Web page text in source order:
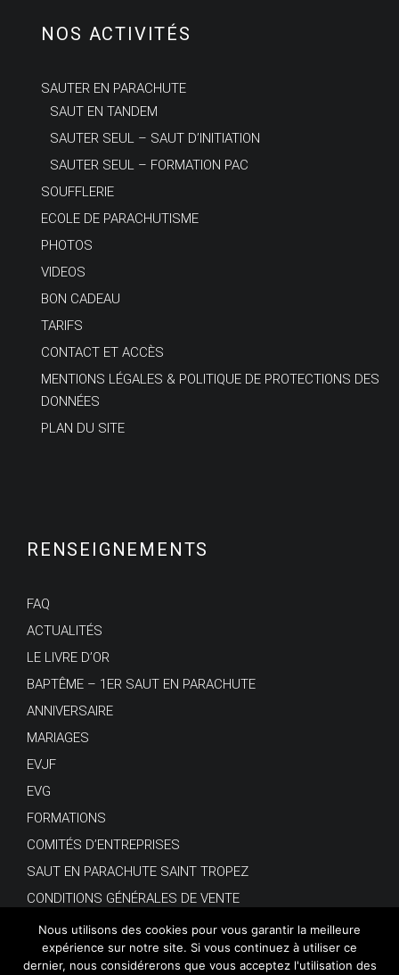
NOS ACTIVITÉS
SAUTER EN PARACHUTE
SAUT EN TANDEM
SAUTER SEUL – SAUT D’INITIATION
SAUTER SEUL – FORMATION PAC
SOUFFLERIE
ECOLE DE PARACHUTISME
PHOTOS
VIDEOS
BON CADEAU
TARIFS
CONTACT ET ACCÈS
MENTIONS LÉGALES & POLITIQUE DE PROTECTIONS DES
DONNÉES
PLAN DU SITE
RENSEIGNEMENTS
FAQ
ACTUALITÉS
LE LIVRE D’OR
BAPTÊME – 1ER SAUT EN PARACHUTE
ANNIVERSAIRE
MARIAGES
EVJF
EVG
FORMATIONS
COMITÉS D’ENTREPRISES
SAUT EN PARACHUTE SAINT TROPEZ
CONDITIONS GÉNÉRALES DE VENTE
Nous utilisons des cookies pour vous garantir la meilleure
expérience sur notre site. Si vous continuez à utiliser ce
dernier, nous considérerons que vous acceptez l'utilisation des